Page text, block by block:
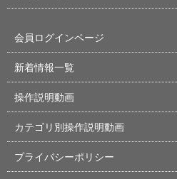
会員ログインページ
新着情報一覧
操作説明動画
カテゴリ別操作説明動画
プライバシーポリシー